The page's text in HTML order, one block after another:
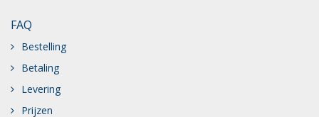
FAQ
Bestelling
Betaling
Levering
Prijzen